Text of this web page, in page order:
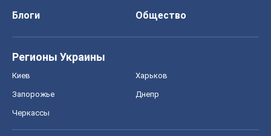
Блоги
Общество
Регионы Украины
Киев Харьков
Запорожье Днепр
Черкассы